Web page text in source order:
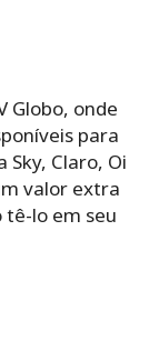
Globo, onde
para
Sky, Claro, Oi
valor extra
tê-lo em seu